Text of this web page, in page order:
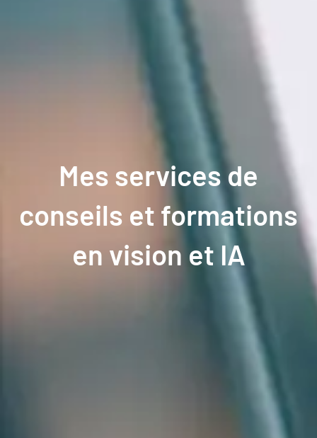
Mes services de
conseils et formations
en vision et IA